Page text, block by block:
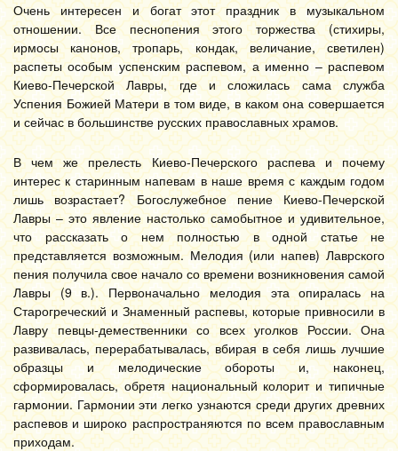
Очень интересен и богат этот праздник в музыкальном
отношении. Все песнопения этого торжества (стихиры,
ирмосы канонов, тропарь, кондак, величание, светилен)
распеты особым успенским распевом, а именно – распевом
Киево-Печерской Лавры, где и сложилась сама служба
Успения Божией Матери в том виде, в каком она совершается
и сейчас в большинстве русских православных храмов.
В чем же прелесть Киево-Печерского распева и почему
интерес к старинным напевам в наше время с каждым годом
лишь возрастает? Богослужебное пение Киево-Печерской
Лавры – это явление настолько самобытное и удивительное,
что рассказать о нем полностью в одной статье не
представляется возможным. Мелодия (или напев) Лаврского
пения получила свое начало со времени возникновения самой
Лавры (9 в.). Первоначально мелодия эта опиралась на
Старогреческий и Знаменный распевы, которые привносили в
Лавру певцы-демественники со всех уголков России. Она
развивалась, перерабатывалась, вбирая в себя лишь лучшие
образцы и мелодические обороты и, наконец,
сформировалась, обретя национальный колорит и типичные
гармонии. Гармонии эти легко узнаются среди других древних
распевов и широко распространяются по всем православным
приходам.